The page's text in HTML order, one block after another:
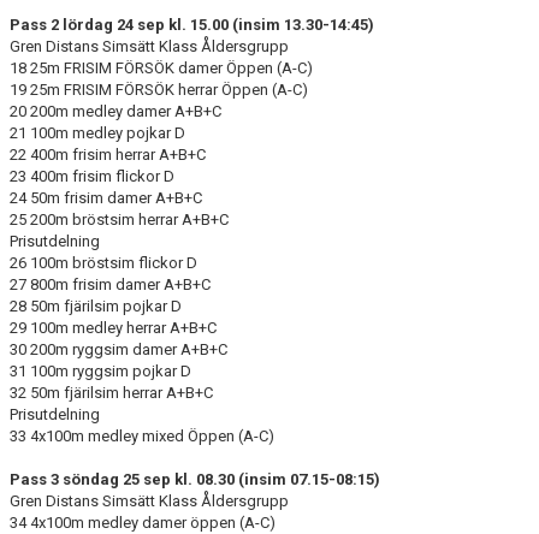
Pass 2 lördag 24 sep kl. 15.00 (insim 13.30-14:45)
Gren Distans Simsätt Klass Åldersgrupp
18 25m FRISIM FÖRSÖK damer Öppen (A-C)
19 25m FRISIM FÖRSÖK herrar Öppen (A-C)
20 200m medley damer A+B+C
21 100m medley pojkar D
22 400m frisim herrar A+B+C
23 400m frisim flickor D
24 50m frisim damer A+B+C
25 200m bröstsim herrar A+B+C
Prisutdelning
26 100m bröstsim flickor D
27 800m frisim damer A+B+C
28 50m fjärilsim pojkar D
29 100m medley herrar A+B+C
30 200m ryggsim damer A+B+C
31 100m ryggsim pojkar D
32 50m fjärilsim herrar A+B+C
Prisutdelning
33 4x100m medley mixed Öppen (A-C)
Pass 3 söndag 25 sep kl. 08.30 (insim 07.15-08:15)
Gren Distans Simsätt Klass Åldersgrupp
34 4x100m medley damer öppen (A-C)